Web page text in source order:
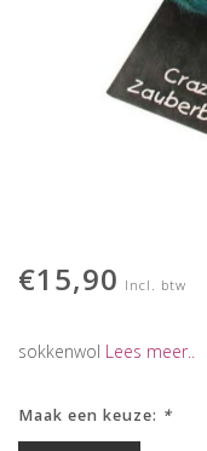
€15,90 Incl. btw
sokkenwol Lees meer..
Maak een keuze: *